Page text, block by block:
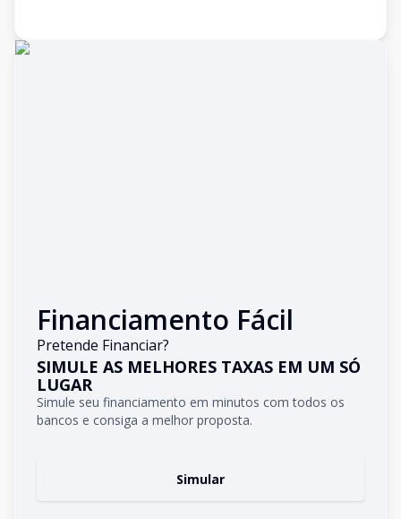
Financiamento Fácil
Pretende Financiar?
SIMULE AS MELHORES TAXAS EM UM SÓ
LUGAR
Simule seu financiamento em minutos com todos os
bancos e consiga a melhor proposta.
Simular